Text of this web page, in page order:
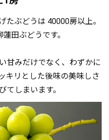
たぶどうは 40000房以上。
田ぶどうです。
甘みだけでなく、わずかに
キリとした後味の美味しさ
てしまいます。